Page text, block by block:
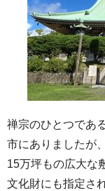
禅宗のひとつであ
市にありましたが
15万坪もの広大な
文化財にも指定さ